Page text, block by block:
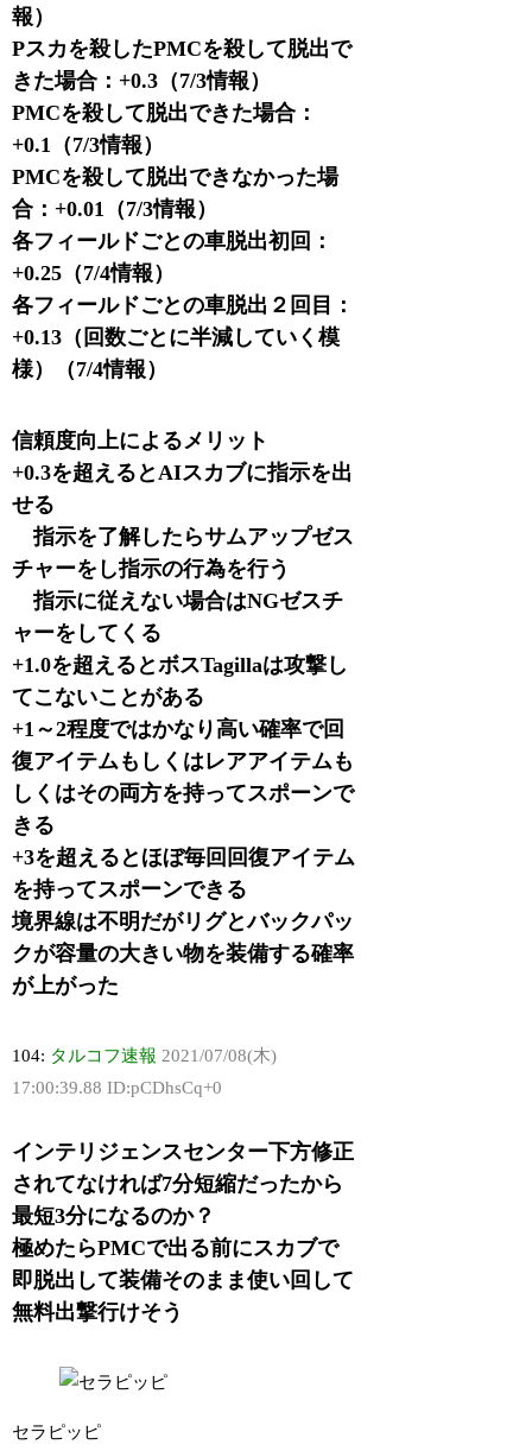
報）
Pスカを殺したPMCを殺して脱出で
きた場合：+0.3（7/3情報）
PMCを殺して脱出できた場合：
+0.1（7/3情報）
PMCを殺して脱出できなかった場
合：+0.01（7/3情報）
各フィールドごとの車脱出初回：
+0.25（7/4情報）
各フィールドごとの車脱出２回目：
+0.13（回数ごとに半減していく模
様）（7/4情報）
信頼度向上によるメリット
+0.3を超えるとAIスカブに指示を出
せる
指示を了解したらサムアップゼス
チャーをし指示の行為を行う
指示に従えない場合はNGゼスチ
ャーをしてくる
+1.0を超えるとボスTagillaは攻撃し
てこないことがある
+1～2程度ではかなり高い確率で回
復アイテムもしくはレアアイテムも
しくはその両方を持ってスポーンで
きる
+3を超えるとほぼ毎回回復アイテム
を持ってスポーンできる
境界線は不明だがリグとバックパッ
クが容量の大きい物を装備する確率
が上がった
104: タルコフ速報 2021/07/08(木)
17:00:39.88 ID:pCDhsCq+0
インテリジェンスセンター下方修正
されてなければ7分短縮だったから
最短3分になるのか？
極めたらPMCで出る前にスカブで
即脱出して装備そのまま使い回して
無料出撃行けそう
セラピッピ